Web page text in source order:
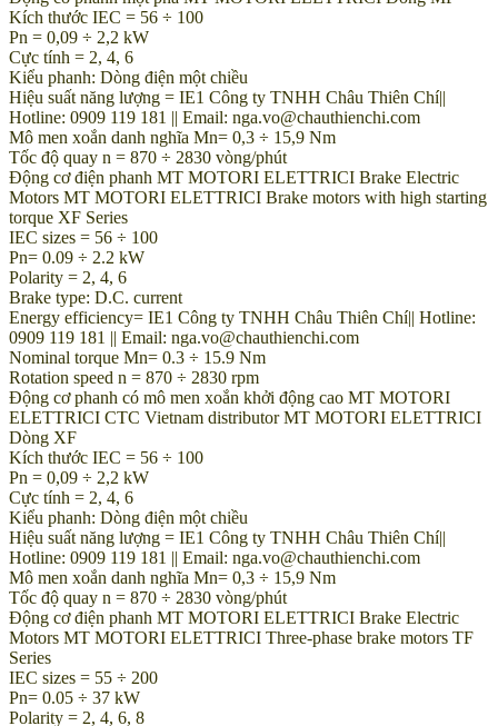
Kích thước IEC = 56 ÷ 100
Pn = 0,09 ÷ 2,2 kW
Cực tính = 2, 4, 6
Kiểu phanh: Dòng điện một chiều
Hiệu suất năng lượng = IE1 Công ty TNHH Châu Thiên Chí||
Hotline: 0909 119 181 || Email: nga.vo@chauthienchi.com
Mô men xoắn danh nghĩa Mn= 0,3 ÷ 15,9 Nm
Tốc độ quay n = 870 ÷ 2830 vòng/phút
Động cơ điện phanh MT MOTORI ELETTRICI Brake Electric
Motors MT MOTORI ELETTRICI Brake motors with high starting
torque XF Series
IEC sizes = 56 ÷ 100
Pn= 0.09 ÷ 2.2 kW
Polarity = 2, 4, 6
Brake type: D.C. current
Energy efficiency= IE1 Công ty TNHH Châu Thiên Chí|| Hotline:
0909 119 181 || Email: nga.vo@chauthienchi.com
Nominal torque Mn= 0.3 ÷ 15.9 Nm
Rotation speed n = 870 ÷ 2830 rpm
Động cơ phanh có mô men xoắn khởi động cao MT MOTORI
ELETTRICI CTC Vietnam distributor MT MOTORI ELETTRICI
Dòng XF
Kích thước IEC = 56 ÷ 100
Pn = 0,09 ÷ 2,2 kW
Cực tính = 2, 4, 6
Kiểu phanh: Dòng điện một chiều
Hiệu suất năng lượng = IE1 Công ty TNHH Châu Thiên Chí||
Hotline: 0909 119 181 || Email: nga.vo@chauthienchi.com
Mô men xoắn danh nghĩa Mn= 0,3 ÷ 15,9 Nm
Tốc độ quay n = 870 ÷ 2830 vòng/phút
Động cơ điện phanh MT MOTORI ELETTRICI Brake Electric
Motors MT MOTORI ELETTRICI Three-phase brake motors TF
Series
IEC sizes = 55 ÷ 200
Pn= 0.05 ÷ 37 kW
Polarity = 2, 4, 6, 8